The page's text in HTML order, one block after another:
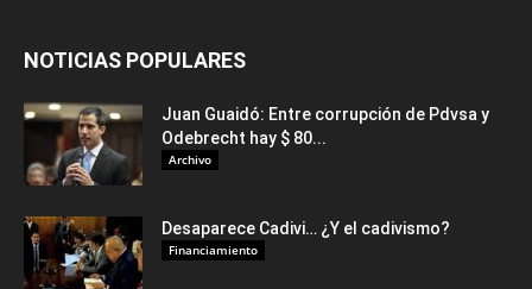
NOTICIAS POPULARES
Juan Guaidó: Entre corrupción de Pdvsa y
Odebrecht hay $ 80...
Archivo
Desaparece Cadivi… ¿Y el cadivismo?
Financiamiento